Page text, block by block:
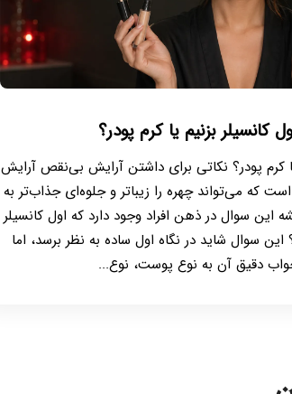
کانسیلر بزنیم یا کرم پودر؟
کرم پودر؟ نکاتی برای داشتن آرایش بی‌نقص آرایش
که می‌تواند چهره را زیباتر و جلوه‌ای جذاب‌تر به
این سوال در ذهن افراد وجود دارد که اول کانسیلر
این سوال شاید در نگاه اول ساده به نظر برسد، اما
دقیق آن به نوع پوست، نوع...